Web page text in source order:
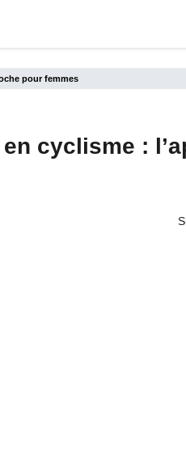
pour femmes
cyclisme :